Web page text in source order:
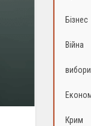
Бізнес
Війна
Крим